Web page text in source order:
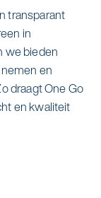
transparant
in
we bieden
en
draagt One Go
en kwaliteit